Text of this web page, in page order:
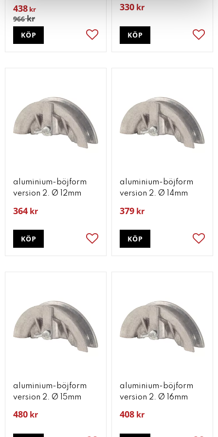
438 kr
966kr
Lägg till i favoriter
KÖP
330 kr
KÖP
aluminium-böjform
version 2. Ø 12mm
364 kr
Lägg till i favoriter
KÖP
aluminium-böjform
version 2. Ø 14mm
379 kr
KÖP
aluminium-böjform
version 2. Ø 15mm
480 kr
aluminium-böjform
version 2. Ø 16mm
408 kr